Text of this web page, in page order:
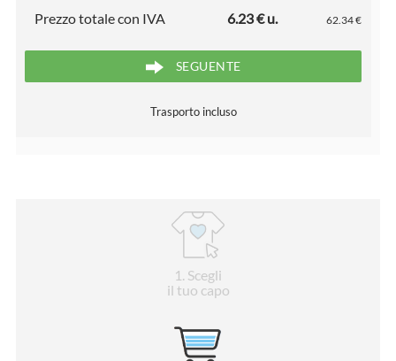
Prezzo totale con IVA 6.23 € u. 62.34 €
SEGUENTE
Trasporto incluso
1 . Scegli
il tuo capo